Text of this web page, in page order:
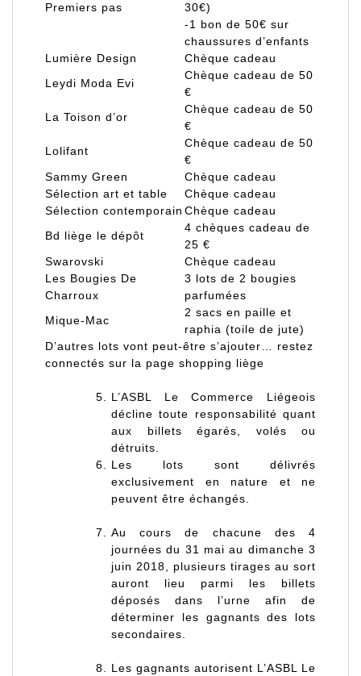
Premiers pas
30€)
-1 bon de 50€ sur
chaussures d’enfants
Lumière Design
Chèque cadeau
Leydi Moda Evi
Chèque cadeau de 50
€
La Toison d’or
Chèque cadeau de 50
€
Lolifant
Chèque cadeau de 50
€
Sammy Green
Chèque cadeau
Sélection art et table
Chèque cadeau
Sélection contemporain Chèque cadeau
Bd liège le dépôt
4 chèques cadeau de
25 €
Swarovski
Chèque cadeau
Les Bougies De
Charroux
3 lots de 2 bougies
parfumées
Mique-Mac
2 sacs en paille et
raphia (toile de jute)
D’autres lots vont peut-être s’ajouter… restez
connectés sur la page shopping liège
L’ASBL Le Commerce Liégeois
décline toute responsabilité quant
aux billets égarés, volés ou
détruits.
Les lots sont délivrés
exclusivement en nature et ne
peuvent être échangés.
Au cours de chacune des 4
journées du 31 mai au dimanche 3
juin 2018, plusieurs tirages au sort
auront lieu parmi les billets
déposés dans l’urne afin de
déterminer les gagnants des lots
secondaires.
Les gagnants autorisent L’ASBL Le